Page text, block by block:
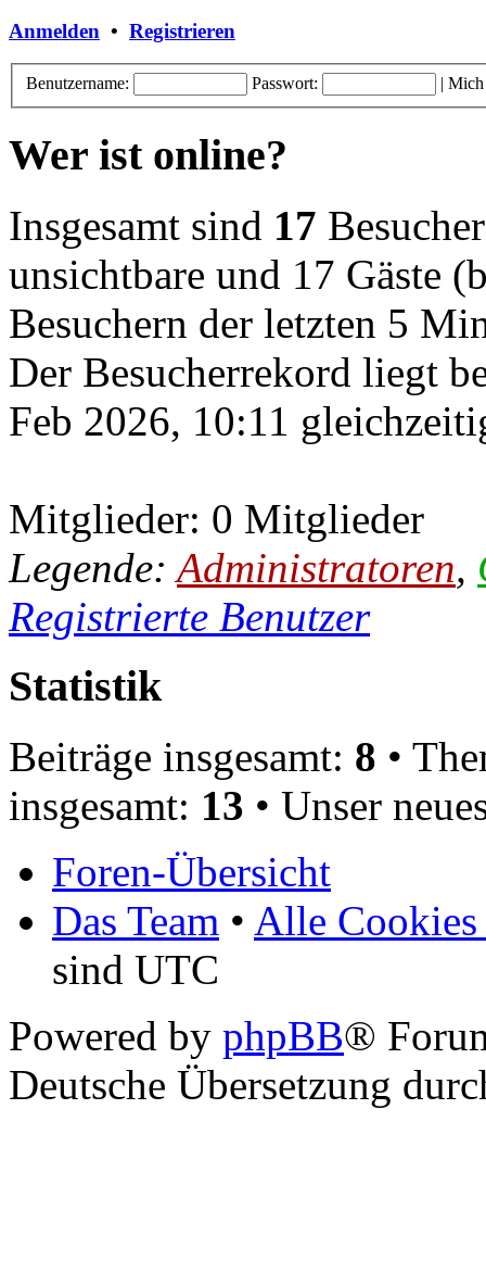
Anmelden • Registrieren
Benutzername: Passwort: | Mich
Wer ist online?
Insgesamt sind 17
unsichtbare und 17 Gäste
Besuchern der letzten 5
Der Besucherrekord liegt
Feb 2026, 10:11
Mitglieder: 0 Mitglieder
Legende: Administratoren,
Registrierte Benutzer
Statistik
Beiträge insgesamt: 8 •
insgesamt: 13 • Unser
Foren-Übersicht
Das Team • Alle Cookies
sind UTC
Powered by phpBB®
Deutsche Übersetzung